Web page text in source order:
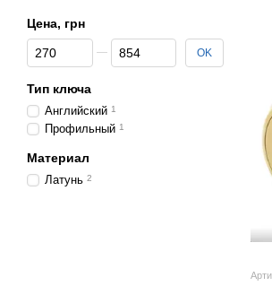
Цена, грн
От Цена, грн
До Цена, грн OK
Тип ключа
Английский 1
Профильный 1
Материал
Латунь 2